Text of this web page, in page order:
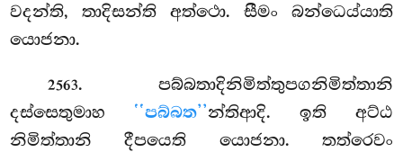
වදන්ති, තාදිසන්ති අත්ථො. සීමං බන්ධෙය්යාති
යොජනා.
2563. පබ්බතාදිනිමිත්තුපගනිමිත්තානි
දස්සෙතුමාහ ‘‘පබ්බත’’න්තිආදි. ඉති අට්ඨ
නිමිත්තානි දීපයෙති යොජනා. තත්රෙවං